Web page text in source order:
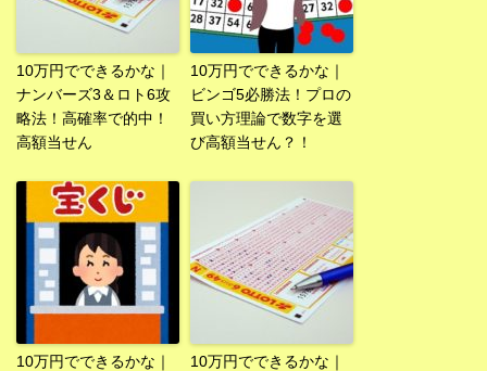
10万円でできるかな｜
ナンバーズ3＆ロト6攻
略法！高確率で的中！
高額当せん
10万円でできるかな｜
ビンゴ5必勝法！プロの
買い方理論で数字を選
び高額当せん？！
10万円でできるかな｜
10万円でできるかな｜